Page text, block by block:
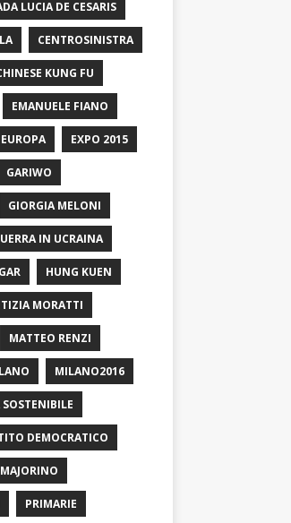
LUCIA DE CESARIS
CENTROSINISTRA
KUNG FU
EMANUELE FIANO
EUROPA EXPO 2015
GARIWO
GIORGIA MELONI
IN UCRAINA
HUNG KUEN
MORATTI
MATTEO RENZI
MILANO2016
DEMOCRATICO
PRIMARIE